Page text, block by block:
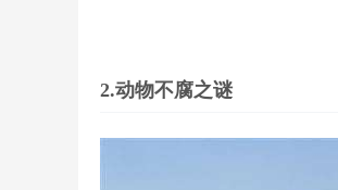
2.动物不腐之谜